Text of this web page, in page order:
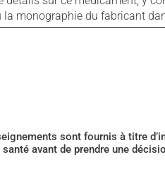
monographie du fabricant
sont fournis à titre
avant de prendre une